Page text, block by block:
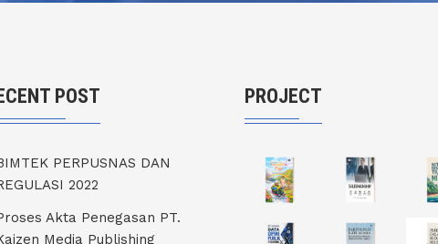
POST
PERPUSNAS DAN
2022
Akta Penegasan PT.
Media Publishing
PROJECT